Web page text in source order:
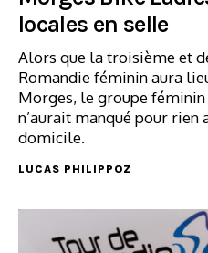
locales en selle
Alors que la troisième et
Romandie féminin aura
Morges, le groupe
n’aurait manqué pour rien
domicile.
LUCAS PHILIPPOZ